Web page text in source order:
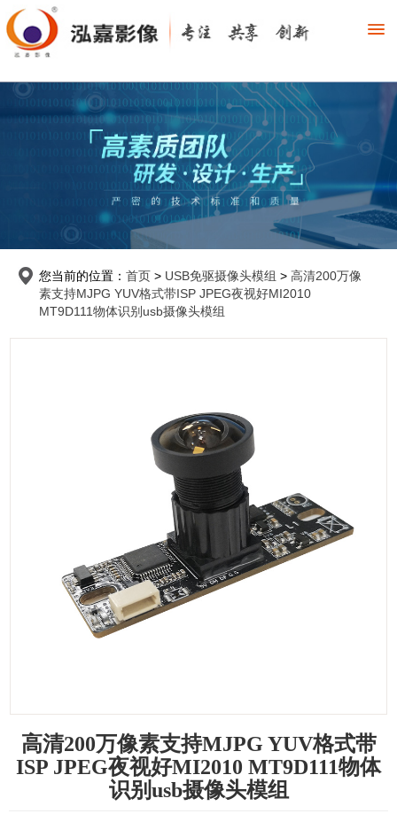
您当前的位置： 首页 > USB免驱摄像头模组 > 高清200万像
素支持MJPG YUV格式带ISP JPEG夜视好MI2010
MT9D111物体识别usb摄像头模组
高清200万像素支持MJPG YUV格式带
ISP JPEG夜视好MI2010 MT9D111物体
识别usb摄像头模组